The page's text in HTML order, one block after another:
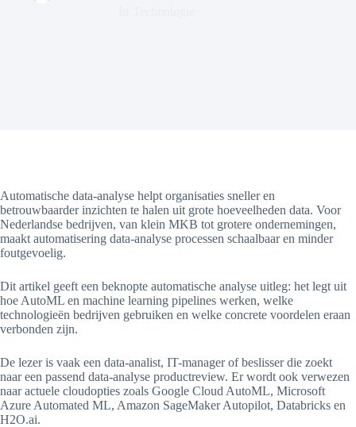
Automatische data-analyse helpt organisaties sneller en
betrouwbaarder inzichten te halen uit grote hoeveelheden data. Voor
Nederlandse bedrijven, van klein MKB tot grotere ondernemingen,
maakt automatisering data-analyse processen schaalbaar en minder
foutgevoelig.
Dit artikel geeft een beknopte automatische analyse uitleg: het legt uit
hoe AutoML en machine learning pipelines werken, welke
technologieën bedrijven gebruiken en welke concrete voordelen eraan
verbonden zijn.
De lezer is vaak een data-analist, IT-manager of beslisser die zoekt
naar een passend data-analyse productreview. Er wordt ook verwezen
naar actuele cloudopties zoals Google Cloud AutoML, Microsoft
Azure Automated ML, Amazon SageMaker Autopilot, Databricks en
H2O.ai.